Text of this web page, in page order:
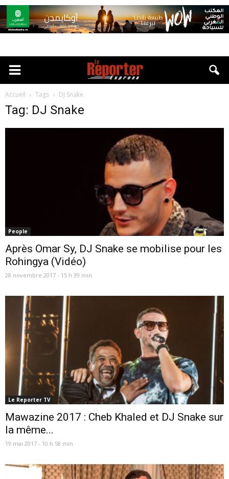
Accueil Tags DJ Snake
Tag: DJ Snake
People
Après Omar Sy, DJ Snake se mobilise pour les
Rohingya (Vidéo)
28 novembre 2017 - 15 h 39 min
Le Reporter TV
Mawazine 2017 : Cheb Khaled et DJ Snake sur
la même...
19 mai 2017 - 10 h 58 min